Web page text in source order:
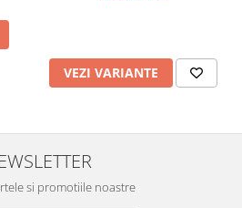
VEZI VARIANTE
si promotiile noastre